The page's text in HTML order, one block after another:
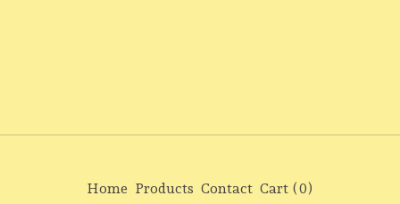
Home Products Contact Cart (0)